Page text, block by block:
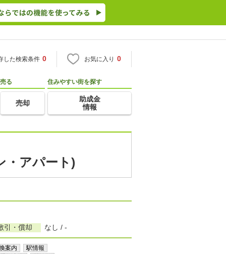
した検索条件 0 お気に入り 0
売る
売却
住みやすい街を探す
助成金
情報
・アパート)
引・償却 なし / -
案内 駅情報